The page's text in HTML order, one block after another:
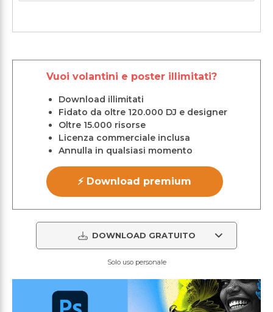
Vuoi volantini e poster illimitati?
Download illimitati
Fidato da oltre 120.000 DJ e designer
Oltre 15.000 risorse
Licenza commerciale inclusa
Annulla in qualsiasi momento
⚡ Download premium
DOWNLOAD GRATUITO
Solo uso personale